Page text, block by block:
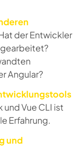
der Entwickler
Angular?
Vue CLI ist
Erfahrung.
und